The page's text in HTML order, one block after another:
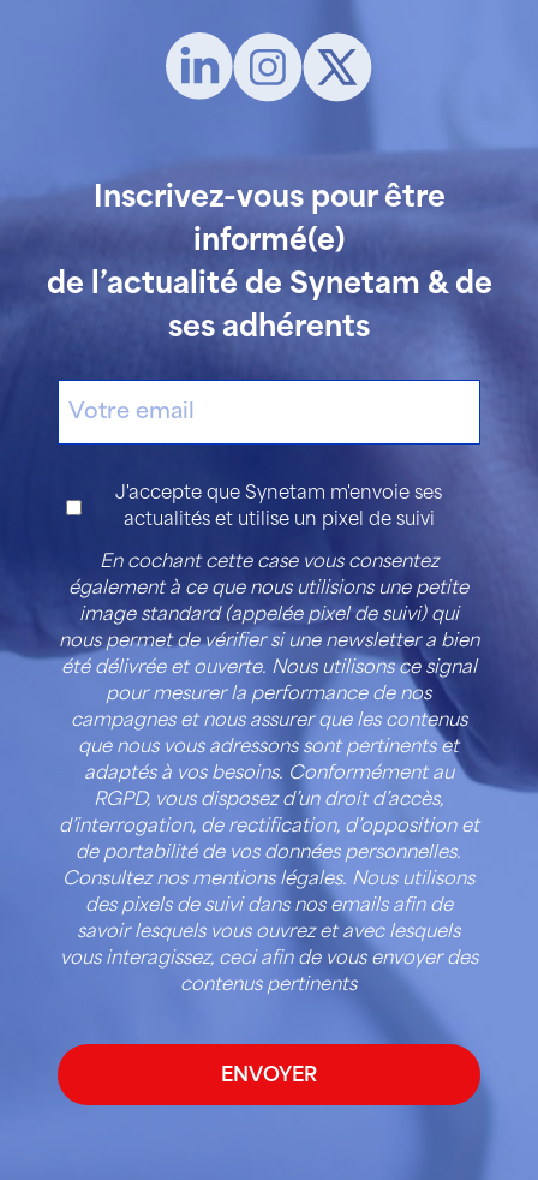
Inscrivez-vous pour être
informé(e)
de l’actualité de Synetam & de
ses adhérents
Consentement
J'accepte que Synetam m'envoie ses
actualités et utilise un pixel de suivi
En cochant cette case vous consentez
également à ce que nous utilisions une petite
image standard (appelée pixel de suivi) qui
nous permet de vérifier si une newsletter a bien
été délivrée et ouverte. Nous utilisons ce signal
pour mesurer la performance de nos
campagnes et nous assurer que les contenus
que nous vous adressons sont pertinents et
adaptés à vos besoins. Conformément au
RGPD, vous disposez d’un droit d’accès,
d’interrogation, de rectification, d’opposition et
de portabilité de vos données personnelles.
Consultez nos mentions légales. Nous utilisons
des pixels de suivi dans nos emails afin de
savoir lesquels vous ouvrez et avec lesquels
vous interagissez, ceci afin de vous envoyer des
contenus pertinents